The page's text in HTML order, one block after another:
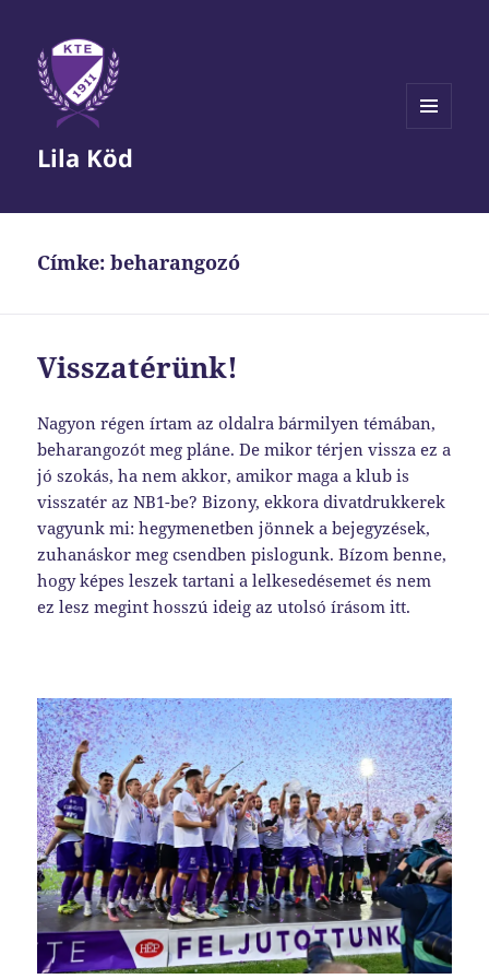
Lila Köd
Címke:beharangozó
Visszatérünk!
Nagyon régen írtam az oldalra bármilyen témában,
beharangozót meg pláne. De mikor térjen vissza ez a
jó szokás, ha nem akkor, amikor maga a klub is
visszatér az NB1-be? Bizony, ekkora divatdrukkerek
vagyunk mi: hegymenetben jönnek a bejegyzések,
zuhanáskor meg csendben pislogunk. Bízom benne,
hogy képes leszek tartani a lelkesedésemet és nem
ez lesz megint hosszú ideig az utolsó írásom itt.